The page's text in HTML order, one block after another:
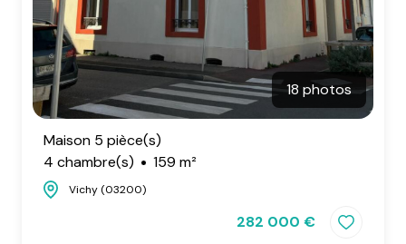
18 photos
Maison 5 pièce(s)
4 chambre(s)
159 m²
Vichy (03200)
282 000 €